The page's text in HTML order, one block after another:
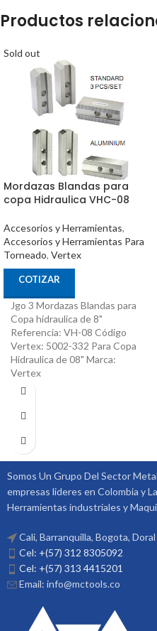
Productos
Sold out
Mordazas Blandas para
copa Hidraulica VHC-08
Accesorios y Herramientas,
Accesorios y Herramientas Para
Torneado, Vertex
COTIZAR
Jgo 3 Mordazas Blandas para
Copa hidraulica de 8"
Referencia: VH-08 Código
Vertex: 5002-332 Para Copa
Hidraulica de 08" Marca:
Vertex
Somos Un Grupo Del Sector
empresas lideres en Colombia y
Herramientas industriales y
Cali, Barranquilla, Bogota, Doral
Cel: +(57) 312 8305092
Cel: +(57) 313 4415201
Email: info@mctools.co